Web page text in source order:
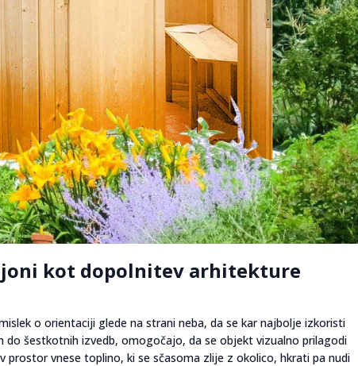
kot dopolnitev arhitekture
o orientaciji glede na strani neba, da se kar najbolje izkoristi
do šestkotnih izvedb, omogočajo, da se objekt vizualno prilagodi
prostor vnese toplino, ki se sčasoma zlije z okolico, hkrati pa nudi